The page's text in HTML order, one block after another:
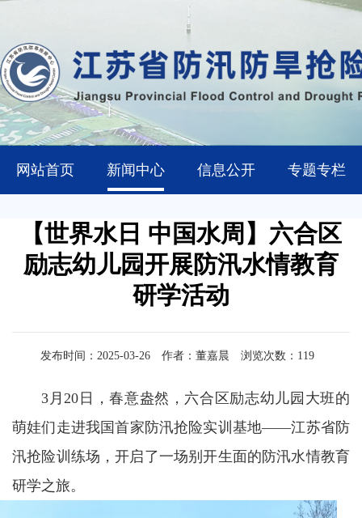
网站首页 新闻中心 信息公开 专题专栏
【世界水日 中国水周】六合区
励志幼儿园开展防汛水情教育
研学活动
发布时间：2025-03-26 作者：董嘉晨 浏览次数： 119
3月20日，春意盎然，六合区励志幼儿园大班的
萌娃们走进我国首家防汛抢险实训基地——江苏省防
汛抢险训练场，开启了一场别开生面的防汛水情教育
研学之旅。